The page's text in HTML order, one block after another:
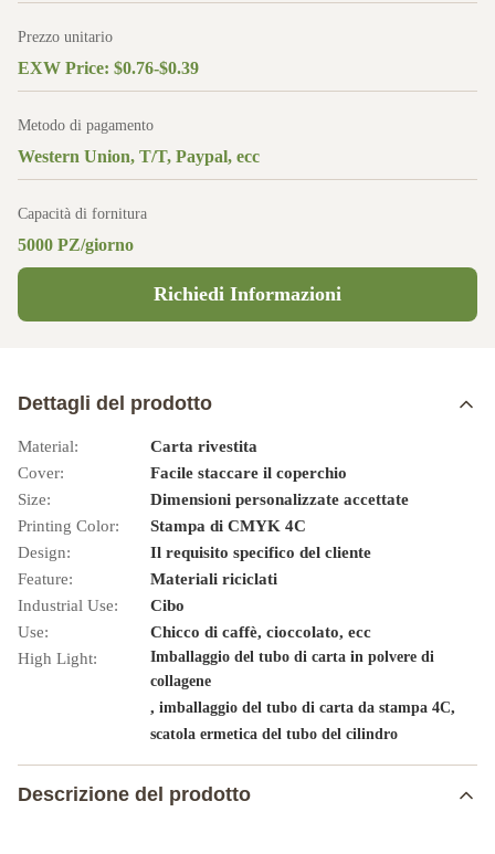
Prezzo unitario
EXW Price: $0.76-$0.39
Metodo di pagamento
Western Union, T/T, Paypal, ecc
Capacità di fornitura
5000 PZ/giorno
Richiedi Informazioni
Dettagli del prodotto
Material:
Carta rivestita
Cover:
Facile staccare il coperchio
Size:
Dimensioni personalizzate accettate
Printing Color:
Stampa di CMYK 4C
Design:
Il requisito specifico del cliente
Feature:
Materiali riciclati
Industrial Use:
Cibo
Use:
Chicco di caffè, cioccolato, ecc
High Light:
Imballaggio del tubo di carta in polvere di
collagene
, imballaggio del tubo di carta da stampa 4C,
scatola ermetica del tubo del cilindro
Descrizione del prodotto